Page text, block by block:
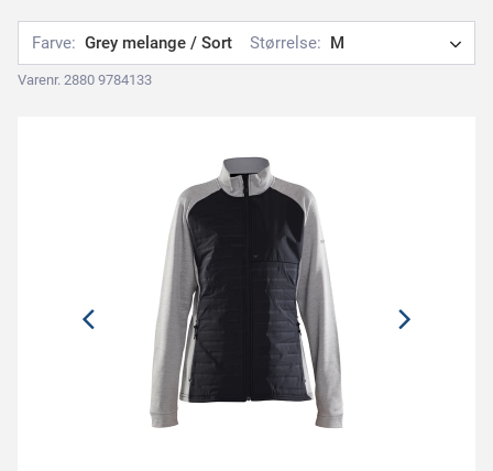
Farve: Grey melange / Sort Størrelse: M
Varenr. 2880 9784133